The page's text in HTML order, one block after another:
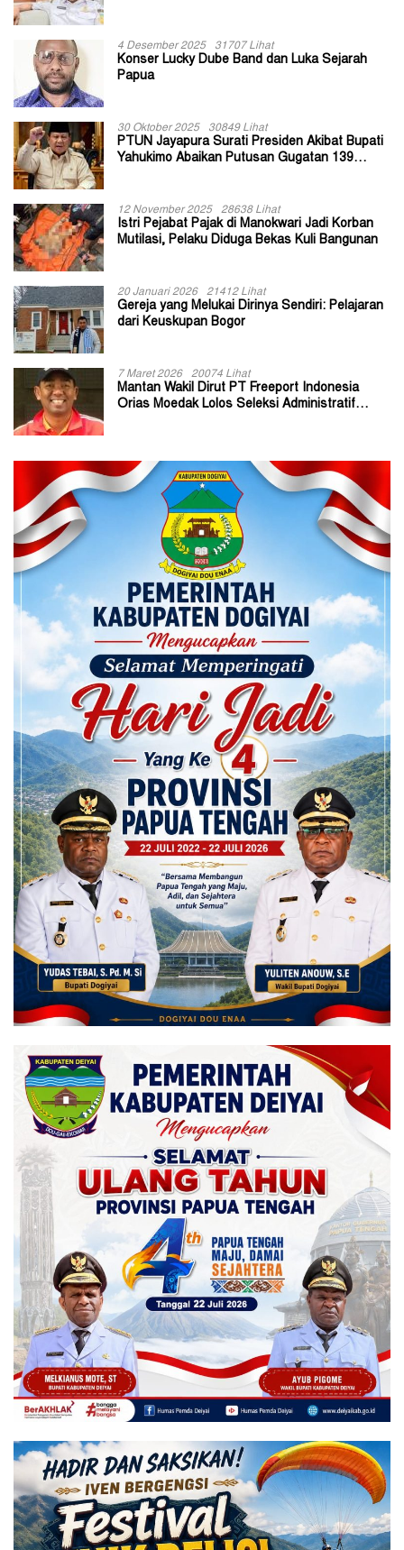
4 Desember 2025 31707 Lihat
Konser Lucky Dube Band dan Luka Sejarah
Papua
30 Oktober 2025 30849 Lihat
PTUN Jayapura Surati Presiden Akibat Bupati
Yahukimo Abaikan Putusan Gugatan 139
12 November 2025 28638 Lihat
Istri Pejabat Pajak di Manokwari Jadi Korban
Mutilasi, Pelaku Diduga Bekas Kuli Bangunan
20 Januari 2026 21412 Lihat
Gereja yang Melukai Dirinya Sendiri: Pelajaran
dari Keuskupan Bogor
7 Maret 2026 20074 Lihat
Mantan Wakil Dirut PT Freeport Indonesia
Orias Moedak Lolos Seleksi Administratif